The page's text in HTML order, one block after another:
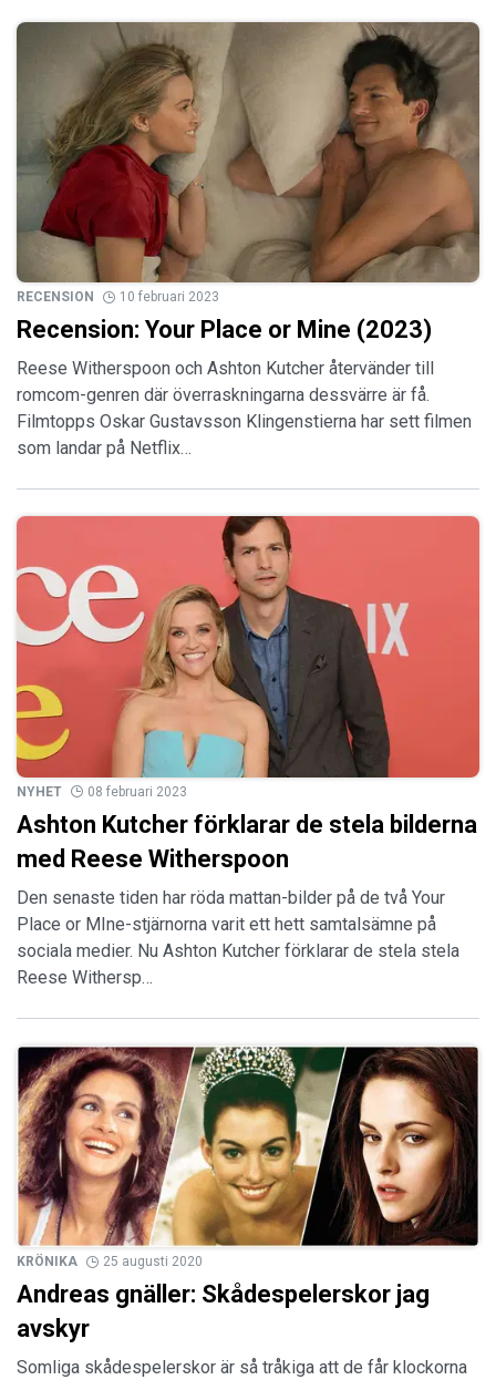
RECENSION 10 februari 2023
Recension: Your Place or Mine (2023)
Reese Witherspoon och Ashton Kutcher återvänder till
romcom-genren där överraskningarna dessvärre är få.
Filmtopps Oskar Gustavsson Klingenstierna har sett filmen
som landar på Netflix…
NYHET 08 februari 2023
Ashton Kutcher förklarar de stela bilderna
med Reese Witherspoon
Den senaste tiden har röda mattan-bilder på de två Your
Place or MIne-stjärnorna varit ett hett samtalsämne på
sociala medier. Nu Ashton Kutcher förklarar de stela stela
Reese Withersp…
KRÖNIKA 25 augusti 2020
Andreas gnäller: Skådespelerskor jag
avskyr
Somliga skådespelerskor är så tråkiga att de får klockorna